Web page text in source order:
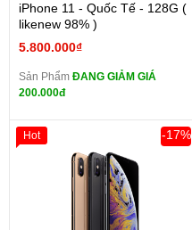
iPhone 11 - Quốc Tế - 128G (
likenew 98% )
5.800.000₫
Sản Phẩm ĐANG GIẢM GIÁ
200.000đ
-17%
Hot